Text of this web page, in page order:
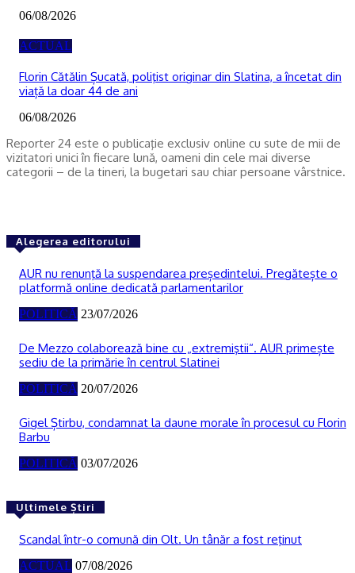
06/08/2026
ACTUAL
Florin Cătălin Șucată, poliţist originar din Slatina, a încetat din
viață la doar 44 de ani
06/08/2026
Reporter 24 este o publicaţie exclusiv online cu sute de mii de
vizitatori unici în fiecare lună, oameni din cele mai diverse
categorii – de la tineri, la bugetari sau chiar persoane vârstnice.
Alegerea editorului
AUR nu renunţă la suspendarea președintelui. Pregătește o
platformă online dedicată parlamentarilor
POLITICĂ 23/07/2026
De Mezzo colaborează bine cu „extremiştii“. AUR primește
sediu de la primărie în centrul Slatinei
POLITICĂ 20/07/2026
Gigel Știrbu, condamnat la daune morale în procesul cu Florin
Barbu
POLITICĂ 03/07/2026
Ultimele Știri
Scandal într-o comună din Olt. Un tânăr a fost reţinut
ACTUAL 07/08/2026